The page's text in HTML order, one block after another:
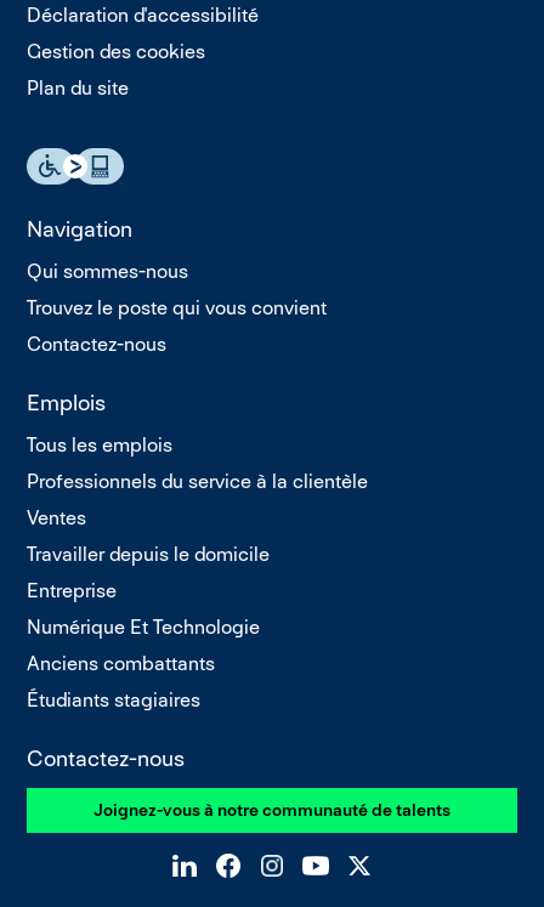
Déclaration d'accessibilité
Gestion des cookies
Plan du site
Navigation
Qui sommes-nous
Trouvez le poste qui vous convient
Contactez-nous
Emplois
Tous les emplois
Professionnels du service à la clientèle
Ventes
Travailler depuis le domicile
Entreprise
Numérique Et Technologie
Anciens combattants
Étudiants stagiaires
Contactez-nous
Joignez-vous à notre communauté de talents